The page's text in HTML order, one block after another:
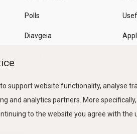
Polls
Diavgeia
support website functionality, analyse
and analytics partners. More
to the website you agree with